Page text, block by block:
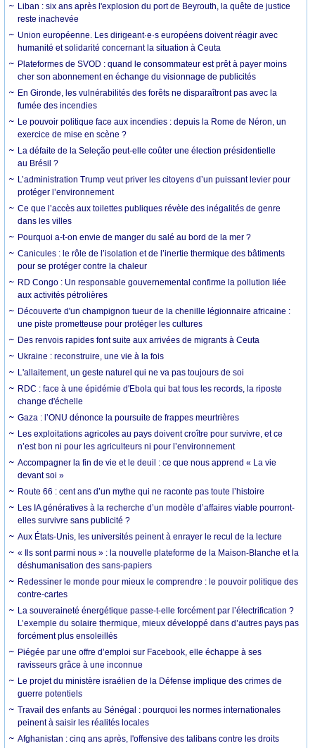
Liban : six ans après l'explosion du port de Beyrouth, la quête de justice
reste inachevée
Union européenne. Les dirigeant·e·s européens doivent réagir avec
humanité et solidarité concernant la situation à Ceuta
Plateformes de SVOD : quand le consommateur est prêt à payer moins
cher son abonnement en échange du visionnage de publicités
En Gironde, les vulnérabilités des forêts ne disparaîtront pas avec la
fumée des incendies
Le pouvoir politique face aux incendies : depuis la Rome de Néron, un
exercice de mise en scène ?
La défaite de la Seleção peut-elle coûter une élection présidentielle
au Brésil ?
L’administration Trump veut priver les citoyens d’un puissant levier pour
protéger l’environnement
Ce que l’accès aux toilettes publiques révèle des inégalités de genre
dans les villes
Pourquoi a-t-on envie de manger du salé au bord de la mer ?
Canicules : le rôle de l’isolation et de l’inertie thermique des bâtiments
pour se protéger contre la chaleur
RD Congo : Un responsable gouvernemental confirme la pollution liée
aux activités pétrolières
Découverte d'un champignon tueur de la chenille légionnaire africaine :
une piste prometteuse pour protéger les cultures
Des renvois rapides font suite aux arrivées de migrants à Ceuta
Ukraine : reconstruire, une vie à la fois
L'allaitement, un geste naturel qui ne va pas toujours de soi
RDC : face à une épidémie d'Ebola qui bat tous les records, la riposte
change d'échelle
Gaza : l’ONU dénonce la poursuite de frappes meurtrières
Les exploitations agricoles au pays doivent croître pour survivre, et ce
n’est bon ni pour les agriculteurs ni pour l’environnement
Accompagner la fin de vie et le deuil : ce que nous apprend « La vie
devant soi »
Route 66 : cent ans d’un mythe qui ne raconte pas toute l’histoire
Les IA génératives à la recherche d’un modèle d’affaires viable pourront-
elles survivre sans publicité ?
Aux États-Unis, les universités peinent à enrayer le recul de la lecture
« Ils sont parmi nous » : la nouvelle plateforme de la Maison-Blanche et la
déshumanisation des sans-papiers
Redessiner le monde pour mieux le comprendre : le pouvoir politique des
contre-cartes
La souveraineté énergétique passe-t-elle forcément par l’électrification ?
L’exemple du solaire thermique, mieux développé dans d’autres pays pas
forcément plus ensoleillés
Piégée par une offre d’emploi sur Facebook, elle échappe à ses
ravisseurs grâce à une inconnue
Le projet du ministère israélien de la Défense implique des crimes de
guerre potentiels
Travail des enfants au Sénégal : pourquoi les normes internationales
peinent à saisir les réalités locales
Afghanistan : cinq ans après, l'offensive des talibans contre les droits